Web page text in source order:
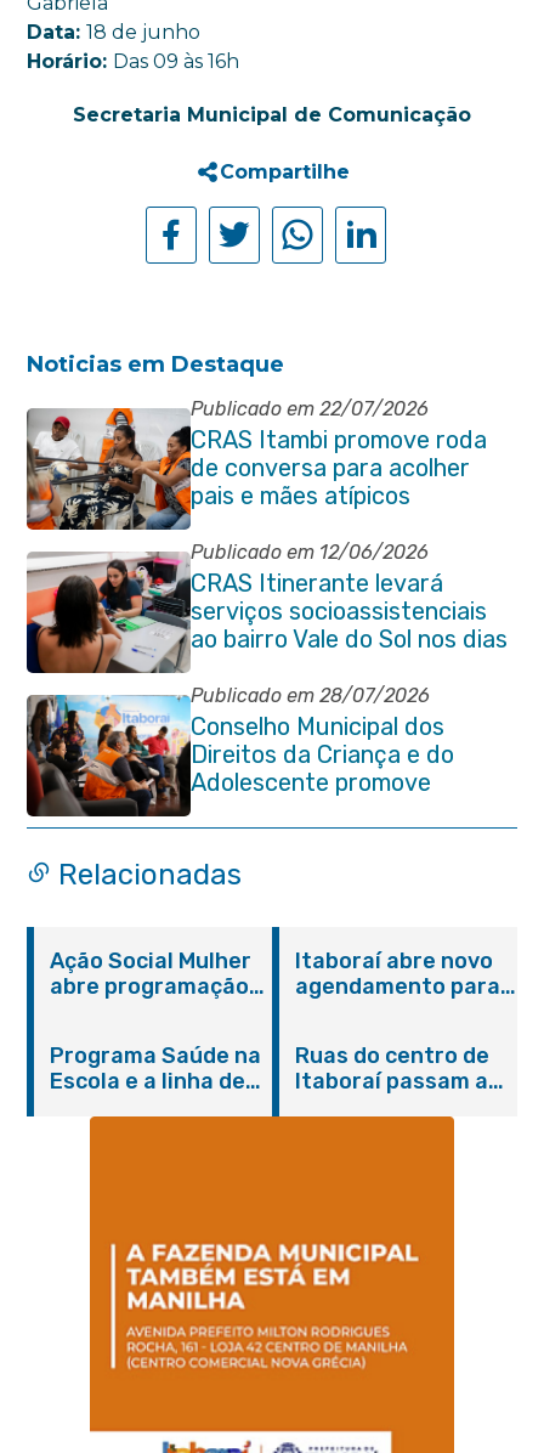
Data:18 de junho
Horário: Das 09 às 16h
Secretaria Municipal de Comunicação
Compartilhe
Noticias em Destaque
Publicado em 22/07/2026
CRAS Itambi promove roda
de conversa para acolher
pais e mães atípicos
Publicado em 12/06/2026
CRAS Itinerante levará
serviços socioassistenciais
ao bairro Vale do Sol nos dias
15 e 16 de junho e Vila
Gabriela 18 de junho
Publicado em 28/07/2026
Conselho Municipal dos
Direitos da Criança e do
Adolescente promove
reunião de alinhamento com
órgãos públicos
Relacionadas
Ação Social Mulher
abre programação
serviços gratuitos e
orientações
Itaboraí abre novo
agendamento para
Programa Saúde na
Escola e a linha de
Magalhães Seabra
Ruas do centro de
Itaboraí passam a